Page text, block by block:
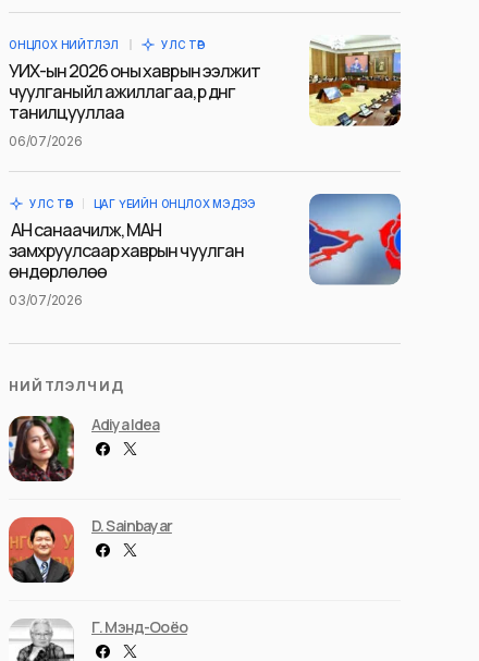
ОНЦЛОХ НИЙТЛЭЛ УЛС ТӨР
УИХ-ын 2026 оны хаврын ээлжит
чуулганы үйл ажиллагаа, үр дүнг
танилцууллаа
06/07/2026
УЛС ТӨР ЦАГ ҮЕИЙН ОНЦЛОХ МЭДЭЭ
АН санаачилж, МАН
замхруулсаар хаврын чуулган
өндөрлөлөө
03/07/2026
НИЙТЛЭЛЧИД
Adiya Idea
D. Sainbayar
Г. Мэнд-Ооёо